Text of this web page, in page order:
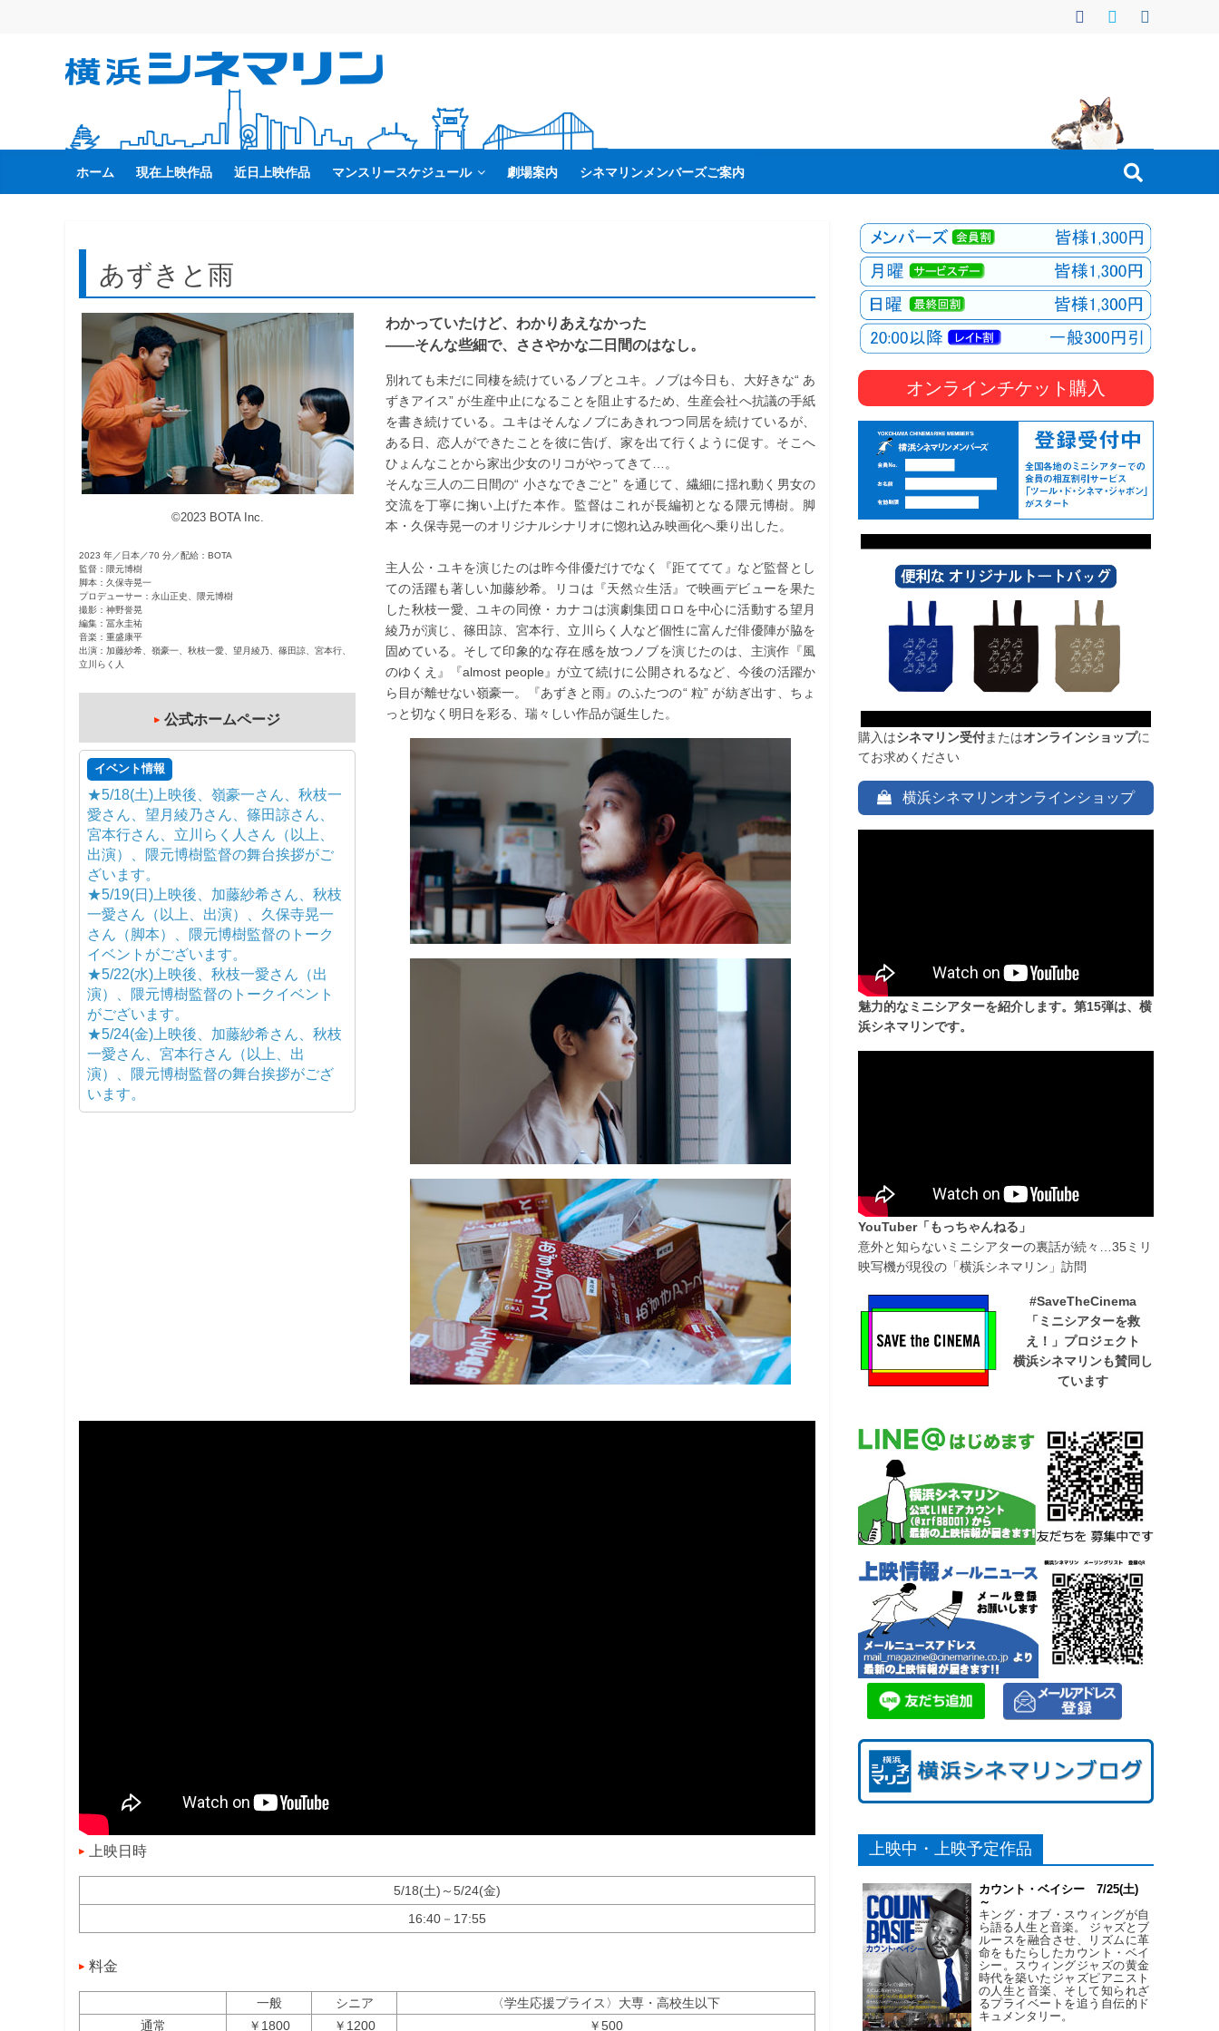
ス
ッ
横
浜
シ
ネ
マ
ン
ホーム 現在上映作品 近日上映作品 マンスリースケジュール 劇場案内 シネマリンメンバーズご案内
あずきと雨
©2023 BOTA Inc.
2023 年／日本／70 分／配給：BOTA
監督：隈元博樹
脚本：久保寺晃一
プロデューサー：永山正史、隈元博樹
撮影：神野誉晃
編集：冨永圭祐
音楽：重盛康平
出演：加藤紗希、嶺豪一、秋枝一愛、望月綾乃、篠田諒、宮本行、
立川らく人
公式ホームページ
イベント情報
★5/18(土)上映後、嶺豪一さん、秋枝一
愛さん、望月綾乃さん、篠田諒さん、
宮本行さん、立川らく人さん（以上、
出演）、隈元博樹監督の舞台挨拶がご
ざいます。
★5/19(日)上映後、加藤紗希さん、秋枝
一愛さん（以上、出演）、久保寺晃一
さん（脚本）、隈元博樹監督のトーク
イベントがございます。
★5/22(水)上映後、秋枝一愛さん（出
演）、隈元博樹監督のトークイベント
がございます。
★5/24(金)上映後、加藤紗希さん、秋枝
一愛さん、宮本行さん（以上、出
演）、隈元博樹監督の舞台挨拶がござ
います。
わかっていたけど、わかりあえなかった
――そんな些細で、ささやかな二日間のはなし。
別れても未だに同棲を続けているノブとユキ。ノブは今日も、大好きな“ あ
ずきアイス” が生産中止になることを阻止するため、生産会社へ抗議の手紙
を書き続けている。ユキはそんなノブにあきれつつ同居を続けているが、
ある日、恋人ができたことを彼に告げ、家を出て行くように促す。そこへ
ひょんなことから家出少女のリコがやってきて…。
そんな三人の二日間の“ 小さなできごと” を通じて、繊細に揺れ動く男女の
交流を丁寧に掬い上げた本作。監督はこれが長編初となる隈元博樹。脚
本・久保寺晃一のオリジナルシナリオに惚れ込み映画化へ乗り出した。
主人公・ユキを演じたのは昨今俳優だけでなく『距ててて』など監督とし
ての活躍も著しい加藤紗希。リコは『天然☆生活』で映画デビューを果た
した秋枝一愛、ユキの同僚・カナコは演劇集団ロロを中心に活動する望月
綾乃が演じ、篠田諒、宮本行、立川らく人など個性に富んだ俳優陣が脇を
固めている。そして印象的な存在感を放つノブを演じたのは、主演作『風
のゆくえ』『almost people』が立て続けに公開されるなど、今後の活躍か
ら目が離せない嶺豪一。『あずきと雨』のふたつの“ 粒” が紡ぎ出す、ちょ
っと切なく明日を彩る、瑞々しい作品が誕生した。
上映日時
5/18(土)～5/24(金)
16:40－17:55
料金
一般 シニア
〈学生応援プライス〉大専・高校生以下
通常
￥1800 ￥1200 ￥500
オンラインチケット購入
購入はシネマリン受付またはオンラインショップに
てお求めください
横浜シネマリンオンラインショップ
魅力的なミニシアターを紹介します。第15弾は、横
浜シネマリンです。
YouTuber「もっちゃんねる」
意外と知らないミニシアターの裏話が続々…35ミリ
映写機が現役の「横浜シネマリン」訪問
#SaveTheCinema
「ミニシアターを救
え！」プロジェクト
横浜シネマリンも賛同し
ています
上映中・上映予定作品
カウント・ベイシー 7/25(土)
～
キング・オブ・スウィングが自
ら語る人生と音楽。 ジャズとブ
ルースを融合させ、リズムに革
命をもたらしたカウント・ベイ
シー。スウィングジャズの黄金
時代を築いたジャズピアニスト
の人生と音楽、そして知られざ
るプライベートを追う自伝的ド
キュメンタリー。